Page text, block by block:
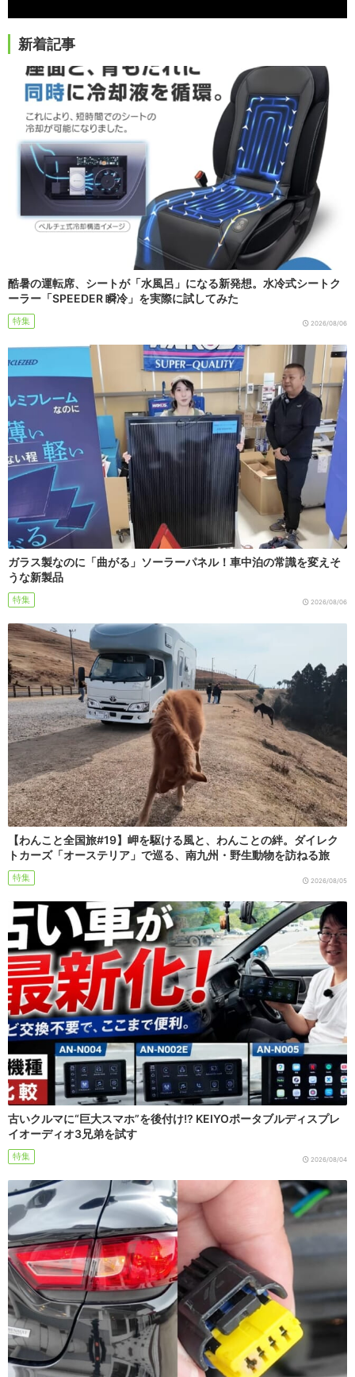
新着記事
酷暑の運転席、シートが「水風呂」になる新発想。水冷式シートク
ーラー「SPEEDER 瞬冷」を実際に試してみた
特集 2026/08/06
ガラス製なのに「曲がる」ソーラーパネル！車中泊の常識を変えそ
うな新製品
特集 2026/08/06
【わんこと全国旅#19】岬を駆ける風と、わんことの絆。ダイレク
トカーズ「オーステリア」で巡る、南九州・野生動物を訪ねる旅
特集 2026/08/05
古いクルマに“巨大スマホ”を後付け!? KEIYOポータブルディスプレ
イオーディオ3兄弟を試す
特集 2026/08/04